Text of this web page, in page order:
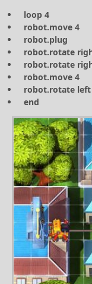
loop 4
robot.move 4
robot.plug
robot.rotate
robot.rotate
robot.move 4
robot.rotate left
end